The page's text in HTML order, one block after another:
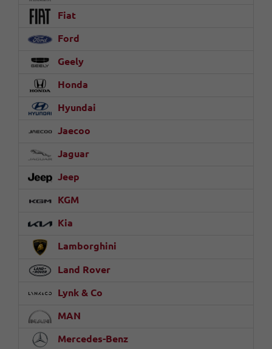
Fiat
Ford
Geely
Honda
Hyundai
Jaecoo
Jaguar
Jeep
KGM
Kia
Lamborghini
Land Rover
Lynk & Co
MAN
Mercedes-Benz